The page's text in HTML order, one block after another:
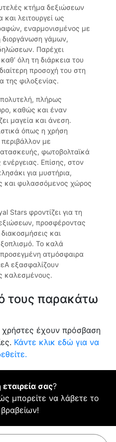
κτήμα δεξιώσεων
λειτουργεί ως
εναρμονισμένος με
διοργάνωση γάμων,
Παρέχει
όλη τη διάρκεια του
προσοχή του στη
της φιλοξενίας.
πλήρως
καθώς και έναν
μαγεία και άνεση.
όπως η χρήση
περιβάλλον με
φωτοβολταϊκά
Επίσης, στον
για μυστήρια,
και φυλασσόμενος χώρος
Stars φροντίζει για τη
προσφέροντας
και
Το καλά
ατμόσφαιρα
εξασφαλίζουν
καλεσμένους.
τους παρακάτω
έχουν πρόσβαση
Κάντε κλικ εδώ για να
σας?
μπορείτε να λάβετε το